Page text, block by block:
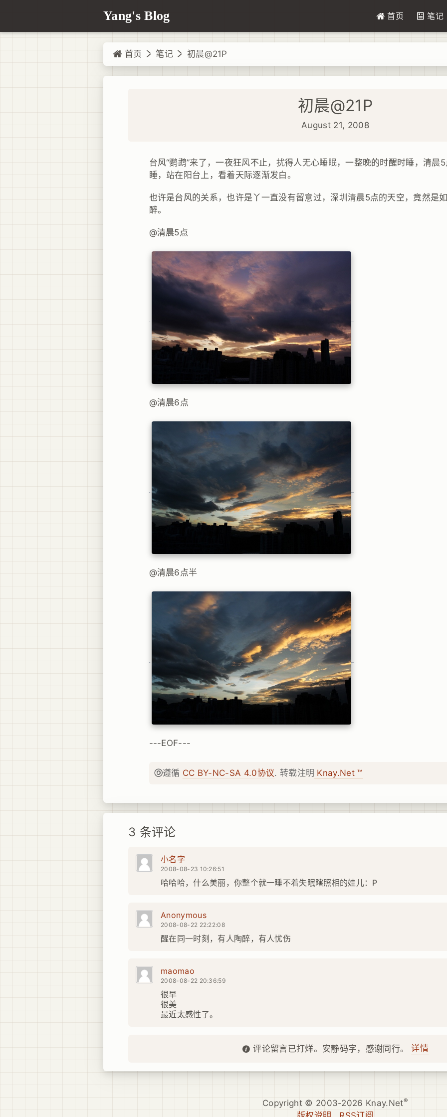
Yang's Blog 首页 笔记
首页 笔记 初晨@21P
初晨@21P
August 21, 2008
台风“鹦鹉”来了，一夜狂风不止，扰得人无心睡眠，一整晚的时醒时睡，清晨
睡，站在阳台上，看着天际逐渐发白。
也许是台风的关系，也许是丫一直没有留意过，深圳清晨5点的天空，竟然是
醉。
@清晨5点
@清晨6点
@清晨6点半
---EOF---
遵循 CC BY-NC-SA 4.0协议. 转载注明 Knay.Net ™
3 条评论
小名字
2008-08-23 10:26:51
哈哈哈，什么美丽，你整个就一睡不着失眠瞎照相的娃儿：P
Anonymous
2008-08-22 22:22:08
醒在同一时刻，有人陶醉，有人忧伤
maomao
2008-08-22 20:36:59
很早
很美
最近太感性了。
评论留言已打烊。安静码字，感谢同行。 详情
Copyright © 2003-2026 Knay.Net®